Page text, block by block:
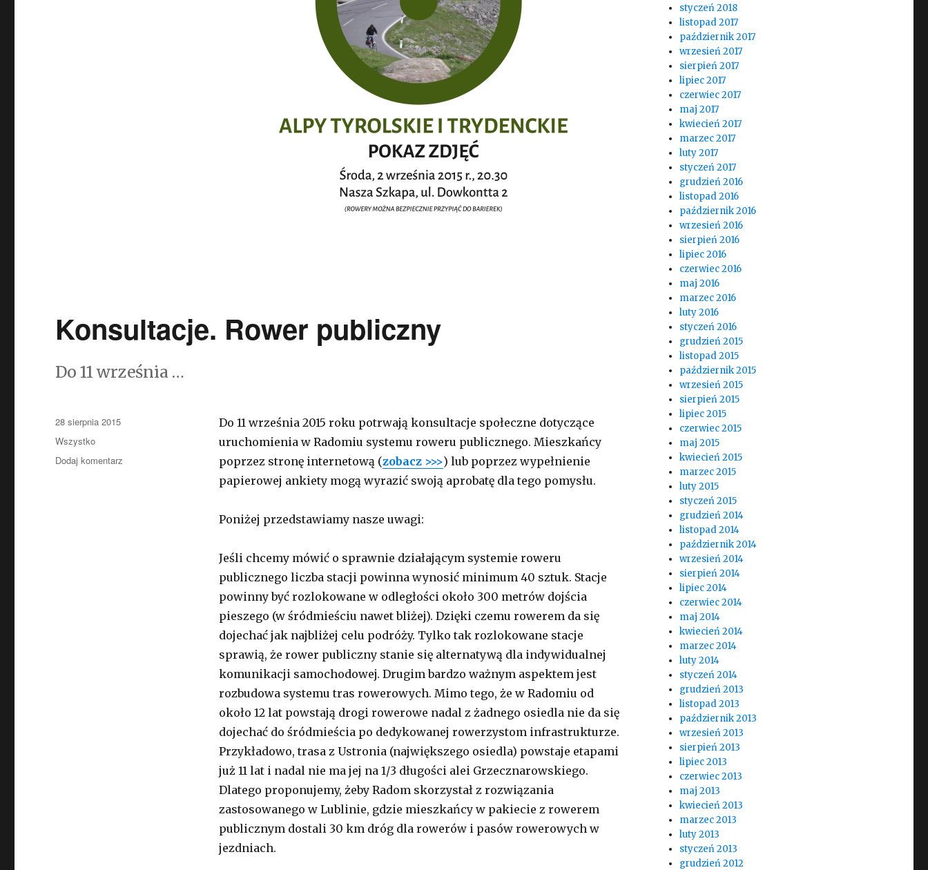
Konsultacje. Rower publiczny
Do 11 września …
Do 11 września 2015 roku potrwają konsultacje społeczne dotyczące
uruchomienia w Radomiu systemu roweru publicznego. Mieszkańcy
poprzez stronę internetową (zobacz >>>) lub poprzez wypełnienie
papierowej ankiety mogą wyrazić swoją aprobatę dla tego pomysłu.
Poniżej przedstawiamy nasze uwagi:
Jeśli chcemy mówić o sprawnie działającym systemie roweru
publicznego liczba stacji powinna wynosić minimum 40 sztuk. Stacje
powinny być rozlokowane w odległości około 300 metrów dojścia
pieszego (w śródmieściu nawet bliżej). Dzięki czemu rowerem da się
dojechać jak najbliżej celu podróży. Tylko tak rozlokowane stacje
sprawią, że rower publiczny stanie się alternatywą dla indywidualnej
komunikacji samochodowej. Drugim bardzo ważnym aspektem jest
rozbudowa systemu tras rowerowych. Mimo tego, że w Radomiu od
około 12 lat powstają drogi rowerowe nadal z żadnego osiedla nie da się
dojechać do śródmieścia po dedykowanej rowerzystom infrastrukturze.
Przykładowo, trasa z Ustronia (największego osiedla) powstaje etapami
już 11 lat i nadal nie ma jej na 1/3 długości alei Grzecznarowskiego.
Dlatego proponujemy, żeby Radom skorzystał z rozwiązania
zastosowanego w Lublinie, gdzie mieszkańcy w pakiecie z rowerem
publicznym dostali 30 km dróg dla rowerów i pasów rowerowych w
jezdniach.
Opublikowano
28 sierpnia 2015
Kategorie
Wszystko
Dodaj komentarz
styczeń 2018
listopad 2017
październik 2017
wrzesień 2017
sierpień 2017
lipiec 2017
czerwiec 2017
maj 2017
kwiecień 2017
marzec 2017
luty 2017
styczeń 2017
grudzień 2016
listopad 2016
październik 2016
wrzesień 2016
sierpień 2016
lipiec 2016
czerwiec 2016
maj 2016
marzec 2016
luty 2016
styczeń 2016
grudzień 2015
listopad 2015
październik 2015
wrzesień 2015
sierpień 2015
lipiec 2015
czerwiec 2015
maj 2015
kwiecień 2015
marzec 2015
luty 2015
styczeń 2015
grudzień 2014
listopad 2014
październik 2014
wrzesień 2014
sierpień 2014
lipiec 2014
czerwiec 2014
maj 2014
kwiecień 2014
marzec 2014
luty 2014
styczeń 2014
grudzień 2013
listopad 2013
październik 2013
wrzesień 2013
sierpień 2013
lipiec 2013
czerwiec 2013
maj 2013
kwiecień 2013
marzec 2013
luty 2013
styczeń 2013
grudzień 2012